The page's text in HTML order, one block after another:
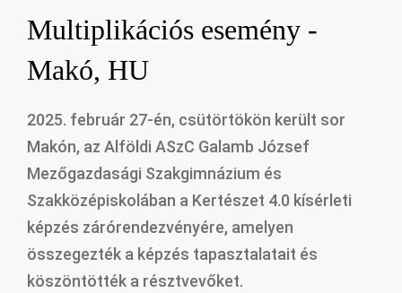
Multiplikációs esemény -
Makó, HU
2025. február 27-én, csütörtökön került sor
Makón, az Alföldi ASzC Galamb József
Mezőgazdasági Szakgimnázium és
Szakközépiskolában a Kertészet 4.0 kísérleti
képzés zárórendezvényére, amelyen
összegezték a képzés tapasztalatait és
köszöntötték a résztvevőket.